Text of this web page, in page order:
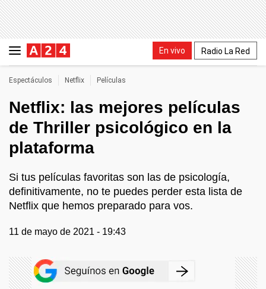
En vivo Radio La Red
Espectáculos Netflix Películas
Netflix: las mejores películas
de Thriller psicológico en la
plataforma
Si tus películas favoritas son las de psicología,
definitivamente, no te puedes perder esta lista de
Netflix que hemos preparado para vos.
11 de mayo de 2021 - 19:43